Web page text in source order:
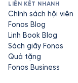
LIÊN KẾT NHANH
Chính sách hội viên
Fonos Blog
Linh Book Blog
Sách giấy Fonos
Quà tặng
Fonos Business